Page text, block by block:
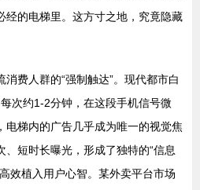
经的电梯里。这方寸之地，究竟隐藏
费人群的“强制触达”。现代都市白
次约1-2分钟，在这段手机信号微
电梯内的广告几乎成为唯一的视觉焦
、短时长曝光，形成了独特的“信息
效植入用户心智。某外卖平台市场